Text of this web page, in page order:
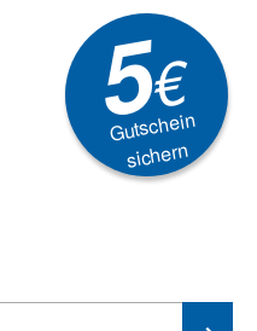
5€
Gutschein
sichern